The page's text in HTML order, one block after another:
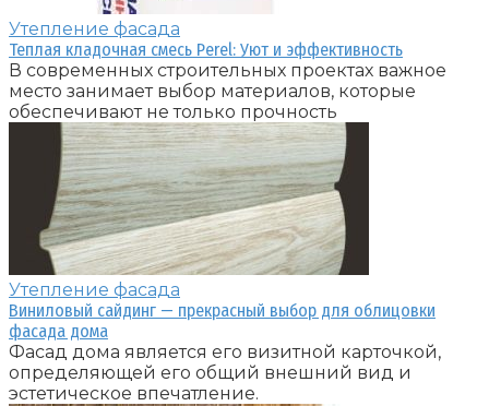
Утепление фасада
Теплая кладочная смесь Perel: Уют и эффективность
В современных строительных проектах важное
место занимает выбор материалов, которые
обеспечивают не только прочность
Утепление фасада
Виниловый сайдинг — прекрасный выбор для облицовки
фасада дома
Фасад дома является его визитной карточкой,
определяющей его общий внешний вид и
эстетическое впечатление.